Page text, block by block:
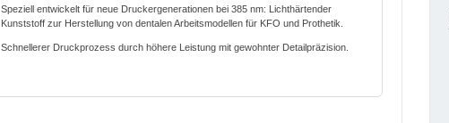
Speziell entwickelt für neue Druckergenerationen bei 385 nm: Lichthärtender
Kunststoff zur Herstellung von dentalen Arbeitsmodellen für KFO und Prothetik.
Schnellerer Druckprozess durch höhere Leistung mit gewohnter Detailpräzision.